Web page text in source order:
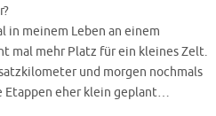
in meinem Leben an einem
mal mehr Platz für ein kleines Zelt.
und morgen nochmals
Etappen eher klein geplant…